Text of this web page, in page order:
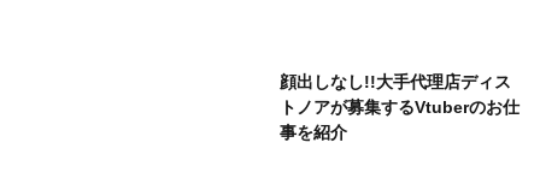
顔出しなし!!大手代理店ディス
トノアが募集するVtuberのお仕
事を紹介